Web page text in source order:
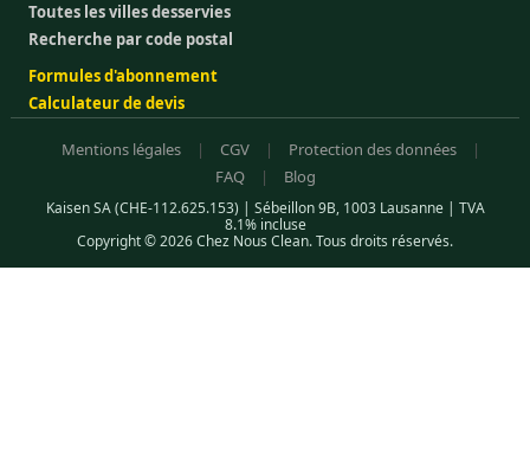
Toutes les villes desservies
Recherche par code postal
Formules d'abonnement
Calculateur de devis
Mentions légales | CGV | Protection des données
|
FAQ
| Blog
Kaisen SA (CHE-112.625.153) | Sébeillon 9B, 1003 Lausanne | TVA
8.1% incluse
Copyright © 2026 Chez Nous Clean. Tous droits réservés.